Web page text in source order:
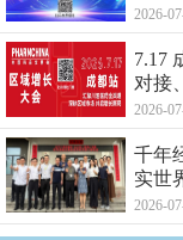
2026-
7.17
对接
2026-
千年
实世
2026-